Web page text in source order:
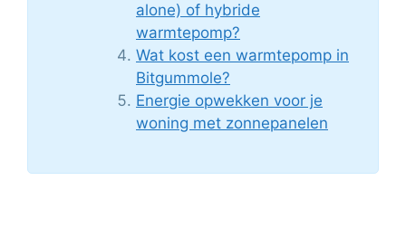
alone) of hybride
warmtepomp?
Wat kost een warmtepomp in
Bitgummole?
Energie opwekken voor je
woning met zonnepanelen